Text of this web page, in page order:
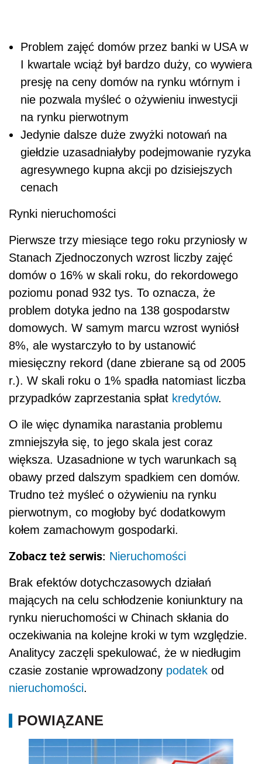
Problem zajęć domów przez banki w USA w
I kwartale wciąż był bardzo duży, co wywiera
presję na ceny domów na rynku wtórnym i
nie pozwala myśleć o ożywieniu inwestycji
na rynku pierwotnym
Jedynie dalsze duże zwyżki notowań na
giełdzie uzasadniałyby podejmowanie ryzyka
agresywnego kupna akcji po dzisiejszych
cenach
Rynki nieruchomości
Pierwsze trzy miesiące tego roku przyniosły w
Stanach Zjednoczonych wzrost liczby zajęć
domów o 16% w skali roku, do rekordowego
poziomu ponad 932 tys. To oznacza, że
problem dotyka jedno na 138 gospodarstw
domowych. W samym marcu wzrost wyniósł
8%, ale wystarczyło to by ustanowić
miesięczny rekord (dane zbierane są od 2005
r.). W skali roku o 1% spadła natomiast liczba
przypadków zaprzestania spłat kredytów.
O ile więc dynamika narastania problemu
zmniejszyła się, to jego skala jest coraz
większa. Uzasadnione w tych warunkach są
obawy przed dalszym spadkiem cen domów.
Trudno też myśleć o ożywieniu na rynku
pierwotnym, co mogłoby być dodatkowym
kołem zamachowym gospodarki.
Zobacz też serwis: Nieruchomości
Brak efektów dotychczasowych działań
mających na celu schłodzenie koniunktury na
rynku nieruchomości w Chinach skłania do
oczekiwania na kolejne kroki w tym względzie.
Analitycy zaczęli spekulować, że w niedługim
czasie zostanie wprowadzony podatek od
nieruchomości.
POWIĄZANE